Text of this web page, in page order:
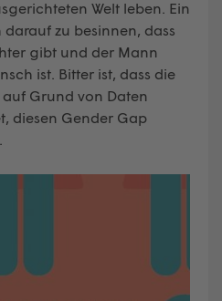
Welt leben. Ein
darauf zu besinnen, dass
gibt und der Mann
ist. Bitter ist, dass die
Grund von Daten
diesen Gender Gap